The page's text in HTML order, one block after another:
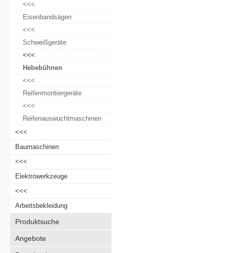
<<<
Eisenbandsägen
<<<
Schweißgeräte
<<<
Hebebühnen
<<<
Reifenmontiergeräte
<<<
Reifenauswuchtmaschinen
<<<
Baumaschinen
<<<
Elektrowerkzeuge
<<<
Arbeitsbekleidung
Produktsuche
Angebote